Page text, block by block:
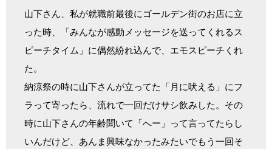
山下さん、私が就職前最後にゴールデン街のお店に立
った時、「みんなが感動メッセージを送ってくれるス
ピーチタイム」に偶然紛れ込んで、エモスピーチくれ
た。
納涼祭の時に山下さんが立ってた「月に吠える」にフ
ラって寄ったら、流れで一回だけサシ飲みした。その
時に山下さんの年齢聞いて「へー」って言ってたらし
いんだけど、あんま興味なかったみたいでもう一回そ